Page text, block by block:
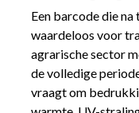
Een barcode die na
waardeloos voor
agrarische sector
de volledige
vraagt om